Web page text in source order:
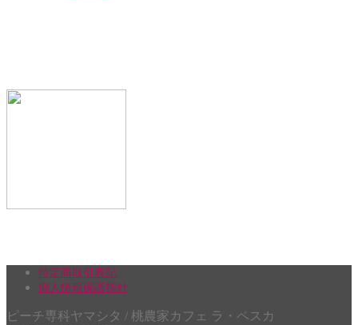
特定商取引表記
個人情報保護指針
ピーチ専科ヤマシタ / 桃農家カフェ ラ・ペスカ